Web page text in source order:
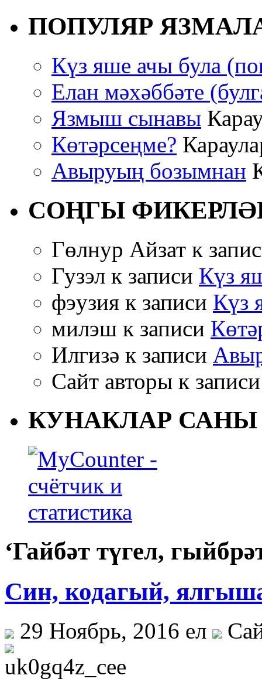
ПОПУЛЯР
Күз яше ачы була
Елан мәхәббәте
Язмыш сынавы
Көтәрсеңме?
Авыруың бозымнан
СОҢГЫ
Гөлнур Айзат к
Гузэл к записи Күз
фэузия к записи Күз
милэш к записи
Илгизә к записи
Сайт авторы к
КУНАКЛАР САНЫ
‘Гайбәт түгел,
Син, кодагый,
29 Ноябрь, 2016 ел